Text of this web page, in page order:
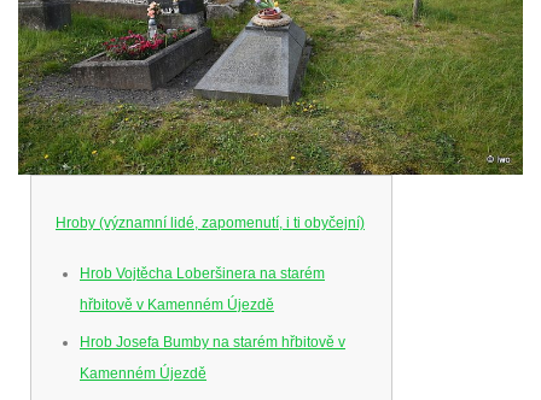
Hroby (významní lidé, zapomenutí, i ti obyčejní)
Hrob Vojtěcha Loberšinera na starém
hřbitově v Kamenném Újezdě
Hrob Josefa Bumby na starém hřbitově v
Kamenném Újezdě